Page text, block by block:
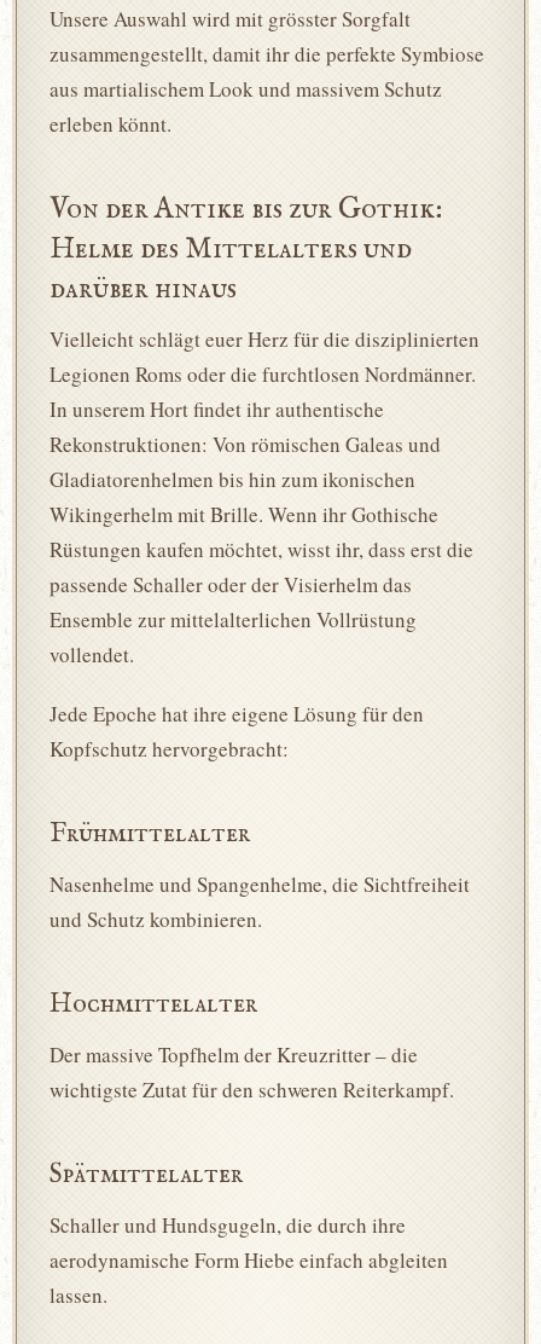
Unsere Auswahl wird mit grösster Sorgfalt
zusammengestellt, damit ihr die perfekte Symbiose
aus martialischem Look und massivem Schutz
erleben könnt.
Von der Antike bis zur Gothik:
Helme des Mittelalters und
darüber hinaus
Vielleicht schlägt euer Herz für die disziplinierten
Legionen Roms oder die furchtlosen Nordmänner.
In unserem Hort findet ihr authentische
Rekonstruktionen: Von römischen Galeas und
Gladiatorenhelmen bis hin zum ikonischen
Wikingerhelm mit Brille. Wenn ihr Gothische
Rüstungen kaufen möchtet, wisst ihr, dass erst die
passende Schaller oder der Visierhelm das
Ensemble zur mittelalterlichen Vollrüstung
vollendet.
Jede Epoche hat ihre eigene Lösung für den
Kopfschutz hervorgebracht:
Frühmittelalter
Nasenhelme und Spangenhelme, die Sichtfreiheit
und Schutz kombinieren.
Hochmittelalter
Der massive Topfhelm der Kreuzritter – die
wichtigste Zutat für den schweren Reiterkampf.
Spätmittelalter
Schaller und Hundsgugeln, die durch ihre
aerodynamische Form Hiebe einfach abgleiten
lassen.